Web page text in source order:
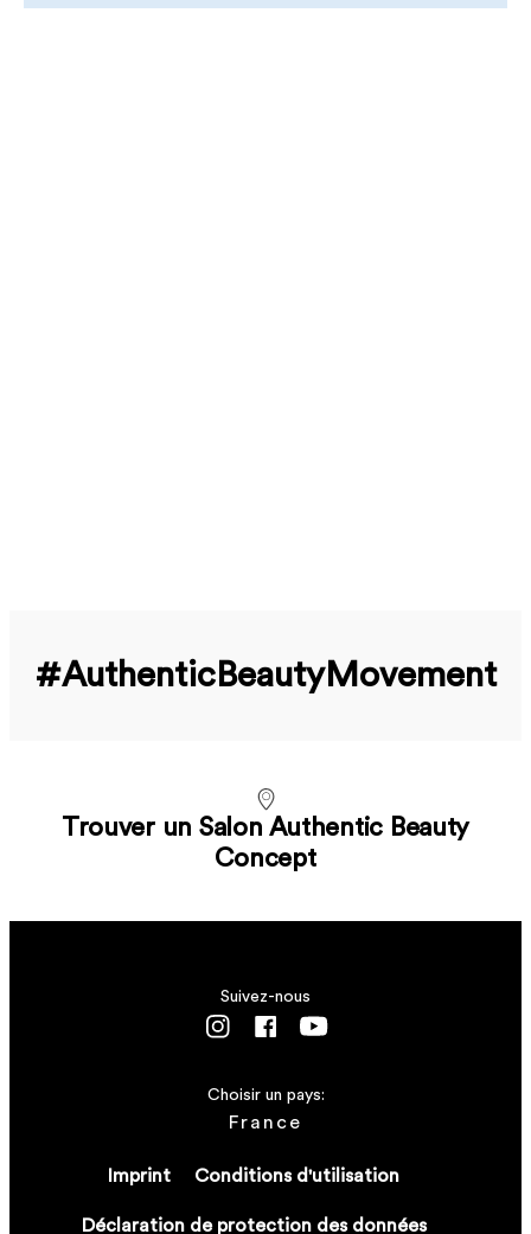
#Authentic­Beauty­Movement
Trouver un Salon Authentic Beauty
Concept
Imprint Conditions d'utilisation
Déclaration de protection des données
Choisir un pays:
France
Suivez-nous